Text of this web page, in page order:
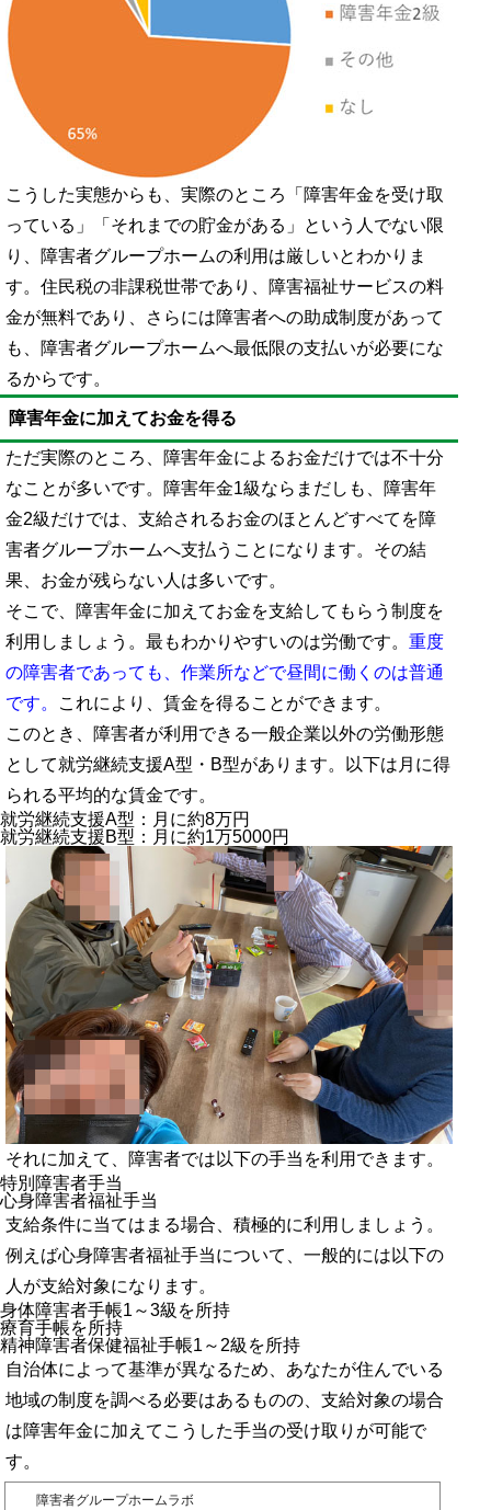
こうした実態からも、実際のところ「障害年金を受け取
っている」「それまでの貯金がある」という人でない限
り、障害者グループホームの利用は厳しいとわかりま
す。住民税の非課税世帯であり、障害福祉サービスの料
金が無料であり、さらには障害者への助成制度があって
も、障害者グループホームへ最低限の支払いが必要にな
るからです。
障害年金に加えてお金を得る
ただ実際のところ、障害年金によるお金だけでは不十分
なことが多いです。障害年金1級ならまだしも、障害年
金2級だけでは、支給されるお金のほとんどすべてを障
害者グループホームへ支払うことになります。その結
果、お金が残らない人は多いです。
そこで、障害年金に加えてお金を支給してもらう制度を
利用しましょう。最もわかりやすいのは労働です。 重度
の障害者であっても、作業所などで昼間に働くのは普通
です。
これにより、賃金を得ることができます。
このとき、障害者が利用できる一般企業以外の労働形態
として就労継続支援A型・B型があります。以下は月に得
られる平均的な賃金です。
就労継続支援A型：月に約8万円
就労継続支援B型：月に約1万5000円
それに加えて、障害者では以下の手当を利用できます。
特別障害者手当
心身障害者福祉手当
支給条件に当てはまる場合、積極的に利用しましょう。
例えば心身障害者福祉手当について、一般的には以下の
人が支給対象になります。
身体障害者手帳1～3級を所持
療育手帳を所持
精神障害者保健福祉手帳1～2級を所持
自治体によって基準が異なるため、あなたが住んでいる
地域の制度を調べる必要はあるものの、支給対象の場合
は障害年金に加えてこうした手当の受け取りが可能で
す。
障害者グループホームラボ